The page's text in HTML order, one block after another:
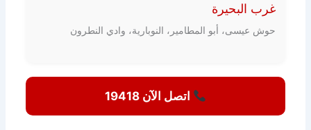
غرب البحيرة
حوش عيسى، أبو المطامير، النوبارية، وادي النطرون
اتصل الآن 19418